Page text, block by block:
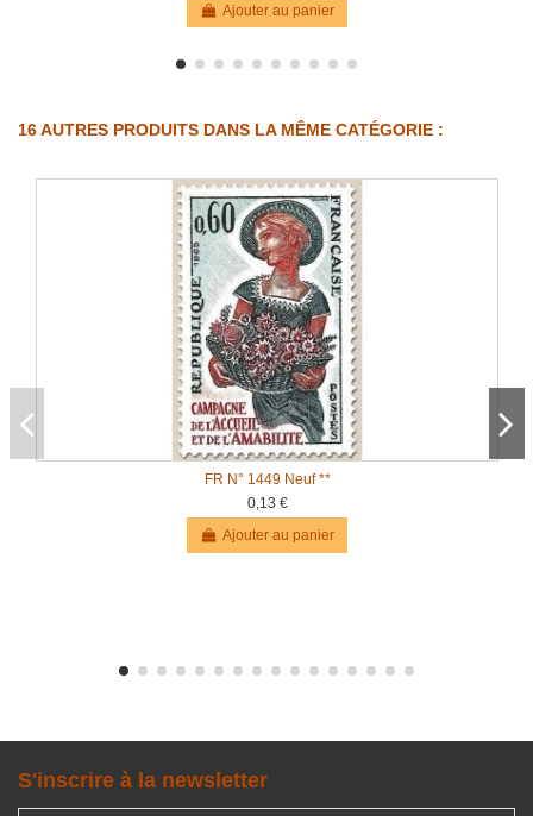
Ajouter au panier
16 AUTRES PRODUITS DANS LA MÊME CATÉGORIE :
FR N° 1449 Neuf **
0,13 €
Ajouter au panier
S'inscrire à la newsletter